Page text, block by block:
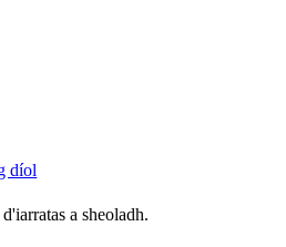
díol
a sheoladh.